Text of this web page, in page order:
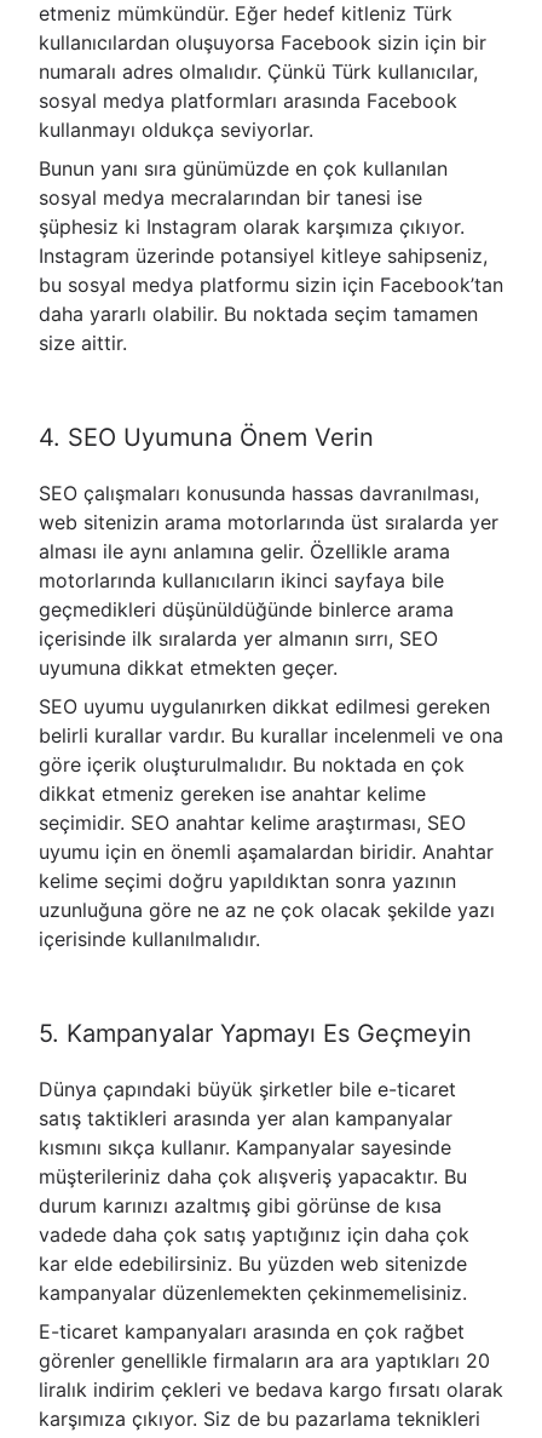
etmeniz mümkündür. Eğer hedef kitleniz Türk
kullanıcılardan oluşuyorsa Facebook sizin için bir
numaralı adres olmalıdır. Çünkü Türk kullanıcılar,
sosyal medya platformları arasında Facebook
kullanmayı oldukça seviyorlar.
Bunun yanı sıra günümüzde en çok kullanılan
sosyal medya mecralarından bir tanesi ise
şüphesiz ki Instagram olarak karşımıza çıkıyor.
Instagram üzerinde potansiyel kitleye sahipseniz,
bu sosyal medya platformu sizin için Facebook’tan
daha yararlı olabilir. Bu noktada seçim tamamen
size aittir.
4. SEO Uyumuna Önem Verin
SEO çalışmaları konusunda hassas davranılması,
web sitenizin arama motorlarında üst sıralarda yer
alması ile aynı anlamına gelir. Özellikle arama
motorlarında kullanıcıların ikinci sayfaya bile
geçmedikleri düşünüldüğünde binlerce arama
içerisinde ilk sıralarda yer almanın sırrı, SEO
uyumuna dikkat etmekten geçer.
SEO uyumu uygulanırken dikkat edilmesi gereken
belirli kurallar vardır. Bu kurallar incelenmeli ve ona
göre içerik oluşturulmalıdır. Bu noktada en çok
dikkat etmeniz gereken ise anahtar kelime
seçimidir. SEO anahtar kelime araştırması, SEO
uyumu için en önemli aşamalardan biridir. Anahtar
kelime seçimi doğru yapıldıktan sonra yazının
uzunluğuna göre ne az ne çok olacak şekilde yazı
içerisinde kullanılmalıdır.
5. Kampanyalar Yapmayı Es Geçmeyin
Dünya çapındaki büyük şirketler bile e-ticaret
satış taktikleri arasında yer alan kampanyalar
kısmını sıkça kullanır. Kampanyalar sayesinde
müşterileriniz daha çok alışveriş yapacaktır. Bu
durum karınızı azaltmış gibi görünse de kısa
vadede daha çok satış yaptığınız için daha çok
kar elde edebilirsiniz. Bu yüzden web sitenizde
kampanyalar düzenlemekten çekinmemelisiniz.
E-ticaret kampanyaları arasında en çok rağbet
görenler genellikle firmaların ara ara yaptıkları 20
liralık indirim çekleri ve bedava kargo fırsatı olarak
karşımıza çıkıyor. Siz de bu pazarlama teknikleri